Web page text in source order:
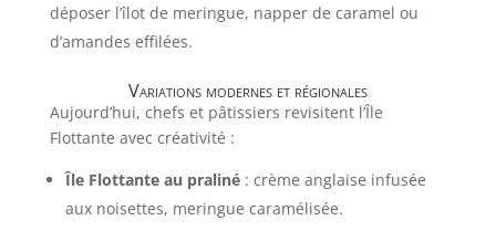
déposer l’îlot de meringue, napper de caramel ou
d’amandes effilées.
Variations modernes et régionales
Aujourd’hui, chefs et pâtissiers revisitent l’Île
Flottante avec créativité :
Île Flottante au praliné: crème anglaise infusée
aux noisettes, meringue caramélisée.